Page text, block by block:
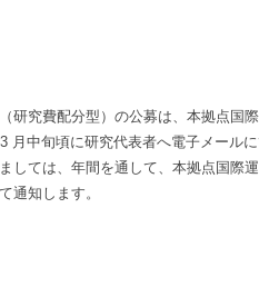
研究費配分型）の公募は、本拠点国
月中旬頃に研究代表者へ電子メール
ては、年間を通して、本拠点国際
通知します。